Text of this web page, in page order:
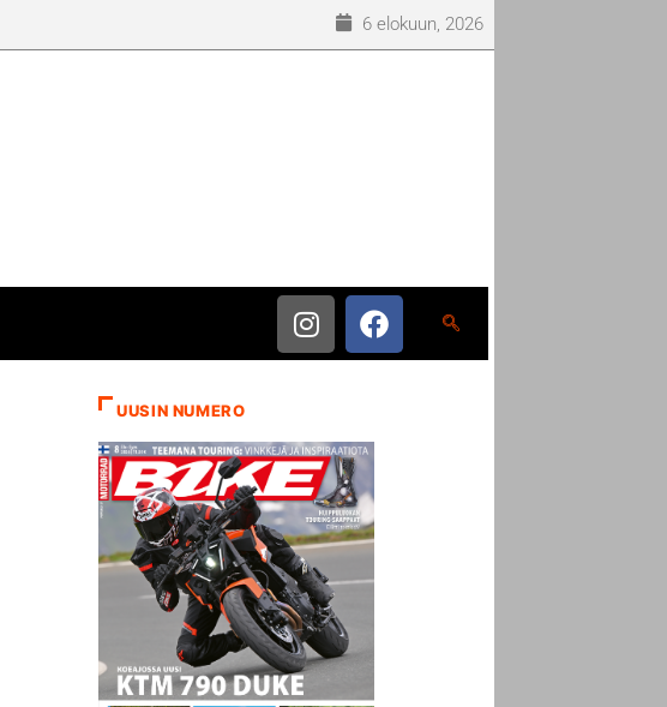
6 elokuun, 2026
UUSIN NUMERO